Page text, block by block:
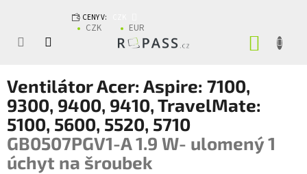
CENY V:
CZK EUR
Ventilátor Acer: Aspire: 7100,
9300, 9400, 9410, TravelMate:
5100, 5600, 5520, 5710
GB0507PGV1-A 1.9 W- ulomený 1
úchyt na šroubek